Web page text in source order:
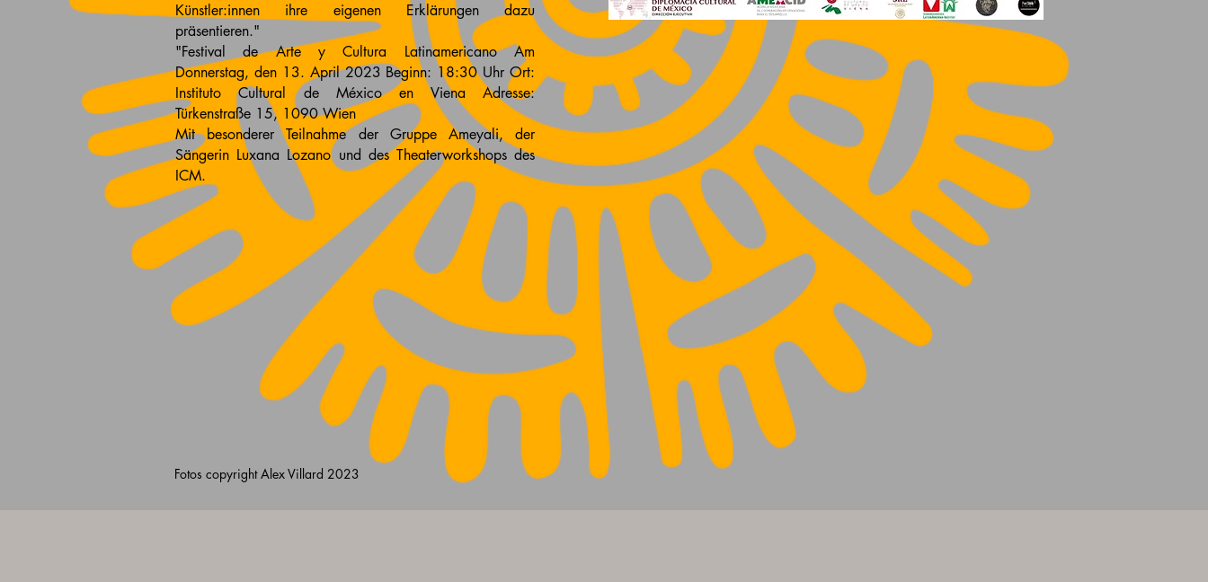
Künstler:innen ihre eigenen Erklärungen dazu
präsentieren."
"Festival de Arte y Cultura Latinamericano Am
Donnerstag, den 13. April 2023 Beginn: 18:30 Uhr Ort:
Instituto Cultural de México en Viena Adresse:
Türkenstraße 15, 1090 Wien
Mit besonderer Teilnahme der Gruppe Ameyali, der
Sängerin Luxana Lozano und des Theaterworkshops des
ICM.
Fotos copyright Alex Villard 2023